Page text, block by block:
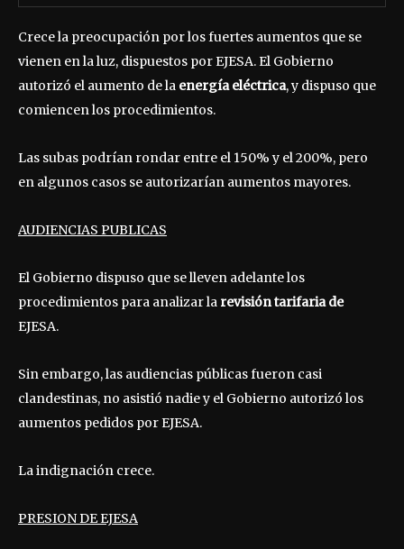
Crece la preocupación por los fuertes aumentos que se
vienen en la luz, dispuestos por EJESA. El Gobierno
autorizó el aumento de la energía eléctrica, y dispuso que
comiencen los procedimientos.
Las subas podrían rondar entre el 150% y el 200%, pero
en algunos casos se autorizarían aumentos mayores.
AUDIENCIAS PUBLICAS
El Gobierno dispuso que se lleven adelante los
procedimientos para analizar la revisión tarifaria de
EJESA.
Sin embargo, las audiencias públicas fueron casi
clandestinas, no asistió nadie y el Gobierno autorizó los
aumentos pedidos por EJESA.
La indignación crece.
PRESION DE EJESA